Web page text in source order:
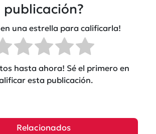
publicación?
en una estrella para calificarla!
hasta ahora! Sé el primero en
esta publicación.
Relacionados